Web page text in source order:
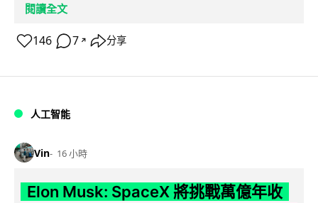
閱讀全文
146 7 ↗ 分享
人工智能
Vin 16 小時
Elon Musk: SpaceX 將挑戰萬億年收